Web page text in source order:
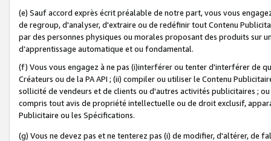
(e) Sauf accord exprès écrit préalable de notre part, vous vous
de regroup, d'analyser, d'extraire ou de redéfinir tout Contenu
par des personnes physiques ou morales proposant des produits sur
d’apprentissage automatique et ou fondamental.
(f) Vous vous engagez à ne pas (i)interférer ou tenter d'interférer de
Créateurs ou de la PA API ; (ii) compiler ou utiliser le Contenu
sollicité de vendeurs et de clients ou d'autres activités publicitaires ;
compris tout avis de propriété intellectuelle ou de droit exclusif,
Publicitaire ou les Spécifications.
(g) Vous ne devez pas et ne tenterez pas (i) de modifier, d'altérer, de